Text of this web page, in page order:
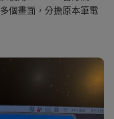
個畫面，分擔原本筆電